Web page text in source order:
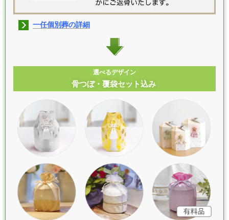
一任個別葬の詳細
選べるデザイン
骨つぼ・覆袋セット込み